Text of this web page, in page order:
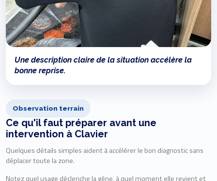
Une description claire de la situation accélère la
bonne reprise.
Observation terrain
Ce qu'il faut préparer avant une
intervention à Clavier
Quelques détails simples aident à accélérer le bon diagnostic sans
déplacer toute la zone.
Notez quel usage déclenche la gêne, à quel moment elle revient et